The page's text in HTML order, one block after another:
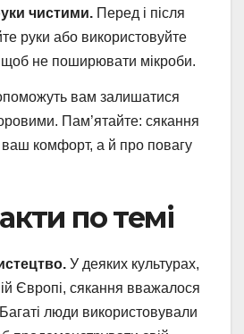
чистими. Перед і після
руки або використовуйте
щоб не поширювати мікроби.
вам залишатися
Пам’ятайте: сякання
комфорт, а й про повагу
по темі
У деяких культурах,
Європі, сякання вважалося
люди використовували